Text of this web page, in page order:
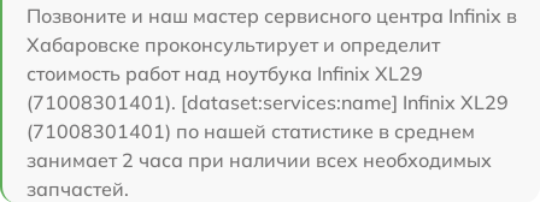
Позвоните и наш мастер сервисного центра Infinix в
Хабаровске проконсультирует и определит
стоимость работ над ноутбука Infinix XL29
(71008301401). [dataset:services:name] Infinix XL29
(71008301401) по нашей статистике в среднем
занимает 2 часа при наличии всех необходимых
запчастей.